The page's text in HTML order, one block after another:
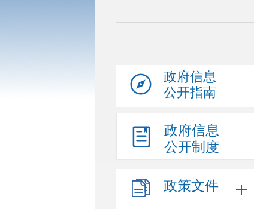
政府信息
公开指南
政府信息
公开制度
政策文件